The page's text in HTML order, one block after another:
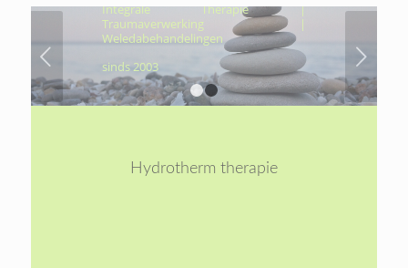
Integrale Therapie |
Traumaverwerking |
Weledabehandelingen
sinds 2003
Volgende
1 2
Hydrotherm therapie